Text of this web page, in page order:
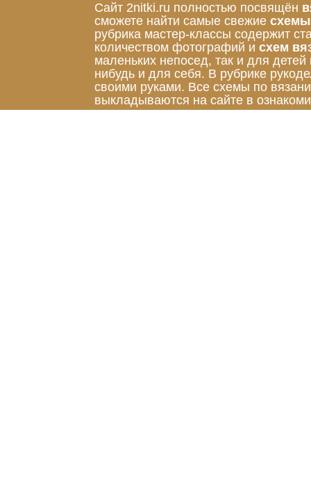
Сайт 2nitki.ru полностью посвящён
сможете найти самые свежие схемы
рубрика мастер-классы содержит
количеством фотографий и схем
маленьких непосед, так и для
нибудь и для себя. В рубрике
своими руками. Все схемы по
выкладываются на сайте в